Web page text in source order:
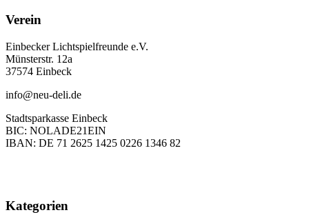
Verein
Einbecker Lichtspielfreunde e.V.
Münsterstr. 12a
37574 Einbeck
info@neu-deli.de
Stadtsparkasse Einbeck
BIC: NOLADE21EIN
IBAN: DE 71 2625 1425 0226 1346 82
Kategorien